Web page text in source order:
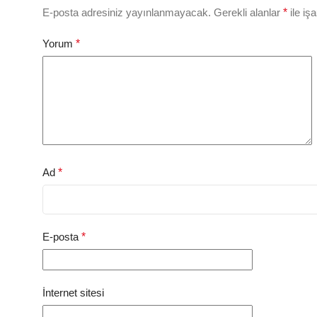
E-posta adresiniz yayınlanmayacak. Gerekli alanlar * ile
Yorum *
Ad *
E-posta*
İnternet sitesi